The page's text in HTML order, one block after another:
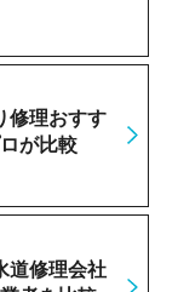
修理おすす
が比較
道修理会社